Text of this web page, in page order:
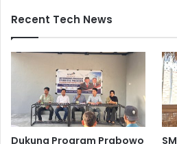
Recent Tech News
Dukung Program Prabowo